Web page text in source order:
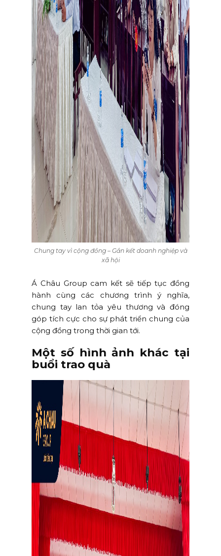
Chung tay vì cộng đồng – Gắn kết doanh nghiệp và
xã hội
Á Châu Group cam kết sẽ tiếp tục đồng
hành cùng các chương trình ý nghĩa,
chung tay lan tỏa yêu thương và đóng
góp tích cực cho sự phát triển chung của
cộng đồng trong thời gian tới.
Một số hình ảnh khác tại
buổi trao quà